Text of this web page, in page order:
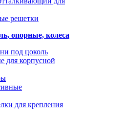
решетки
опорные, колеса
под цоколь
для корпусной
для крепления